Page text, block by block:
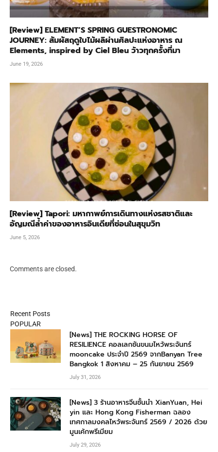
[Review] ELEMENT’S SPRING GUESTRONOMIC
JOURNEY: สัมผัสฤดูใบไม้ผลิผ่านศิลปะแห่งอาหาร ณ
Elements, inspired by Ciel Bleu ว้าวทุกครั้งที่มา
June 19, 2026
[Review] Tapori: มหากาพย์การเดินทางแห่งรสชาติและ
อัญมณีล้ำค่าของอาหารอินเดียที่ซ่อนในสุขุมวิท
June 5, 2026
Comments are closed.
Recent Posts
POPULAR
[News] THE ROCKING HORSE OF
RESILIENCE คอลเลกชันขนมไหว้พระจันทร์
mooncake ประจำปี 2569 จากBanyan Tree
Bangkok 1 สิงหาคม – 25 กันยายน 2569
July 31, 2026
[News] 3 ร้านอาหารจีนชั้นนำ XianYuan, Hei
yin และ Hong Kong Fisherman ฉลอง
เทศกาลมงคลไหว้พระจันทร์ 2569 / 2026 ด้วย
มูนเค้กพรีเมียม
July 29, 2026